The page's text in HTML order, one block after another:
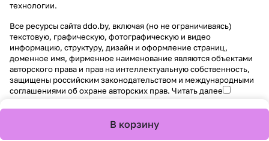
В корзину
технологии.
Все ресурсы сайта ddo.by, включая (но не ограничиваясь)
текстовую, графическую, фотографическую и видео
информацию, структуру, дизайн и оформление страниц,
доменное имя, фирменное наименование являются объектами
авторского права и прав на интеллектуальную собственность,
защищены российским законодательством и международными
соглашениями об охране авторских прав. Читать далее